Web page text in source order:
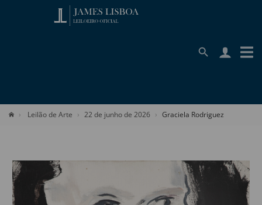
Leilão de Arte 22 de junho de 2026 Graciela Rodriguez